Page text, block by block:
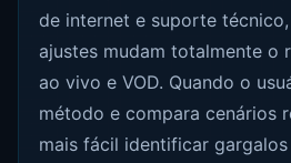
de internet e suporte
ajustes mudam totalmente o
ao vivo e VOD. Quando o
método e compara cenários
mais fácil identificar